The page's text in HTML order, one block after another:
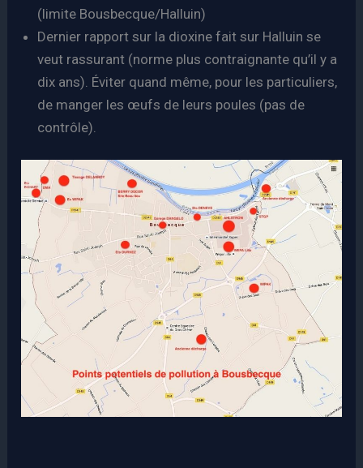
(limite Bousbecque/Halluin)
Dernier rapport sur la dioxine fait sur Halluin se
veut rassurant (norme plus contraignante qu’il y a
dix ans). Éviter quand même, pour les particuliers,
de manger les œufs de leurs poules (pas de
contrôle).